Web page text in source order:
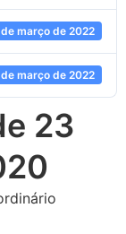
março de 2022
março de 2022
23